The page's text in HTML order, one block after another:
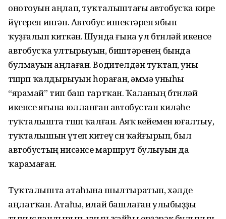
онотоуын аңлап, туҡталыштағы автобусҡа кире
йүгереп ингән. Автобус ишектәрен ябып
ҡуҙғалып киткән. Шунда ғына ул бөтөнләй икенсе
автобусҡа ултырыуын, биштәренең бында
булмауын аңлаған. Водителдән туҡтап, уны
төшөрөп ҡалдырыуын һораған, әммә уныһы
“ярамай” тип баш тартҡан. Ҡаланың бөтөнләй
икенсе яғына юлланған автобустан киләһе
туҡталышта төшөп ҡалған. Аяҡ кейемен юғалтыу,
туҡталышын үтеп китеү өсөн ҡайғырып, был
автобустың нисәнсе маршрут булыуын да
ҡарамаған.
Туҡталышта атаһына шылтыратып, хәлде
аңлатҡан. Атаһы, илай башлаған улыбыҙҙы